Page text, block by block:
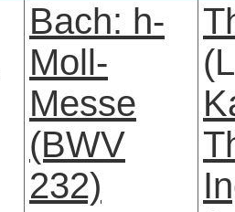
Bach: h-
Moll-
Messe
(BWV
232)